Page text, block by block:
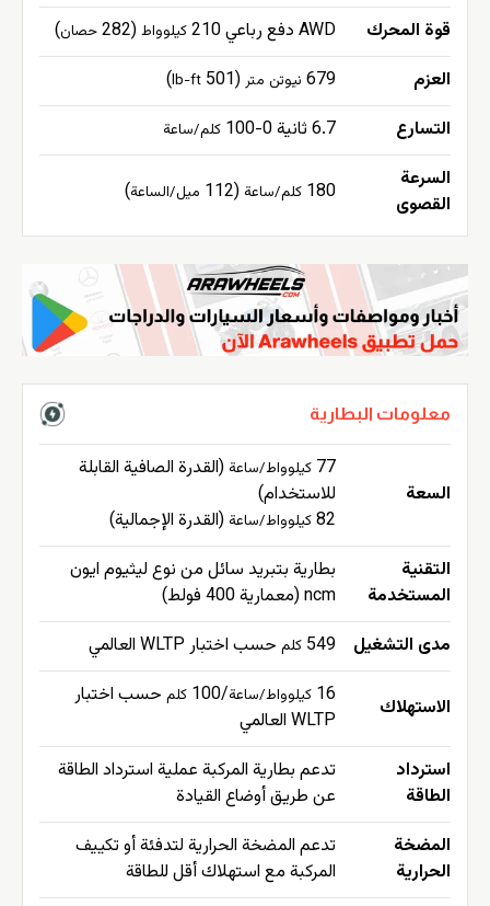
قوة المحرك AWD دفع رباعي 210 كيلوواط(282 حصان)
العزم
679 نيوتن متر (501
lb-ft
)
التسارع
6.7 ثانية 0-100 كلم/ساعة
السرعة
القصوى
180 كلم/ساعة (112 ميل/الساعة)
معلومات البطارية
السعة
77 كيلوواط/ساعة (القدرة الصافية القابلة
للاستخدام)
82 كيلوواط/ساعة (القدرة الإجمالية)
التقنية
المستخدمة
بطارية بتبريد سائل من نوع ليثيوم ايون
ncm (معمارية 400 فولط)
مدى التشغيل
549 كلم حسب اختبار WLTP العالمي
الاستهلاك 16 كيلوواط/ساعة/100 كلم حسب اختبار
WLTP العالمي
استرداد
الطاقة
تدعم بطارية المركبة عملية استرداد الطاقة
عن طريق أوضاع القيادة
المضخة
الحرارية
تدعم المضخة الحرارية لتدفئة أو تكييف
المركبة مع استهلاك أقل للطاقة